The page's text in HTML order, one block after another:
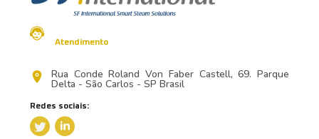
Atendimento
Rua Conde Roland Von Faber Castell, 69. Parque
Delta - São Carlos - SP Brasil
Redes sociais: